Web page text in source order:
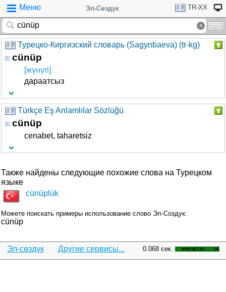
Меню Эл-Сөздүк TR-XX
Турецко-Киргизский словарь (Sagynbaeva) (tr-kg)
cünüp
[жүнүп]
дараатсыз
Türkçe Eş Anlamlılar Sözlüğü
cünüp
cenabet, taharetsiz
Также найдены следующие похожие слова на Турецком
языке
cünüplük
Можете поискать примеры использование слово Эл-Создук:
cünüp
Эл-сөздүк Другие сервисы... 0.068 сек.